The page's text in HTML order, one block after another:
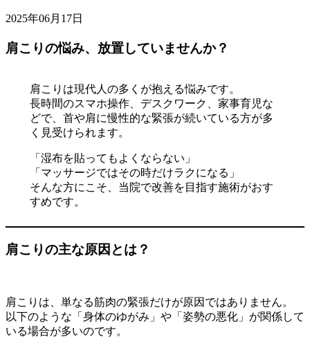
2025年06月17日
肩こりの悩み、放置していませんか？
肩こりは現代人の多くが抱える悩みです。
長時間のスマホ操作、デスクワーク、家事育児な
どで、首や肩に慢性的な緊張が続いている方が多
く見受けられます。
「湿布を貼ってもよくならない」
「マッサージではその時だけラクになる」
そんな方にこそ、当院で改善を目指す施術がおす
すめです。
肩こりの主な原因とは？
肩こりは、単なる筋肉の緊張だけが原因ではありません。
以下のような「身体のゆがみ」や「姿勢の悪化」が関係して
いる場合が多いのです。